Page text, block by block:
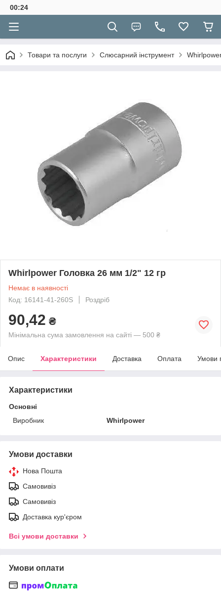
00:24
Товари та послуги Слюсарний інструмент
Whirlpower Головка 26 мм 1/2" 12 гр
Немає в наявності
Код: 16141-41-260S
Роздріб
90,42 ₴
Мінімальна сума замовлення на сайті — 500 ₴
Опис Характеристики Доставка Оплата Умови
Характеристики
Основні
Виробник
Whirlpower
Умови доставки
Нова Пошта
Самовивіз
Самовивіз
Доставка кур'єром
Всі умови доставки
Умови оплати